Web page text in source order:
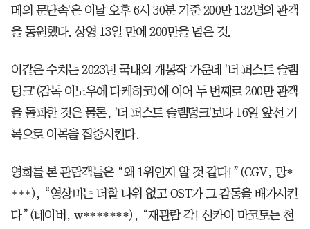
메의 문단속'은 이날 오후 6시 30분 기준 200만 132명의 관객
을 동원했다. 상영 13일 만에 200만을 넘은 것.
이같은 수치는 2023년 국내외 개봉작 가운데 '더 퍼스트 슬램
덩크'(감독 이노우에 다케히코)에 이어 두 번째로 200만 관객
을 돌파한 것은 물론, '더 퍼스트 슬램덩크'보다 16일 앞선 기
록으로 이목을 집중시킨다.
영화를 본 관람객들은 “왜 1위인지 알 것 같다!”(CGV, 망*
***), “영상미는 더할 나위 없고 OST가 그 감동을 배가시킨
다”(네이버, w*******), “재관람 각! 신카이 마코토는 천